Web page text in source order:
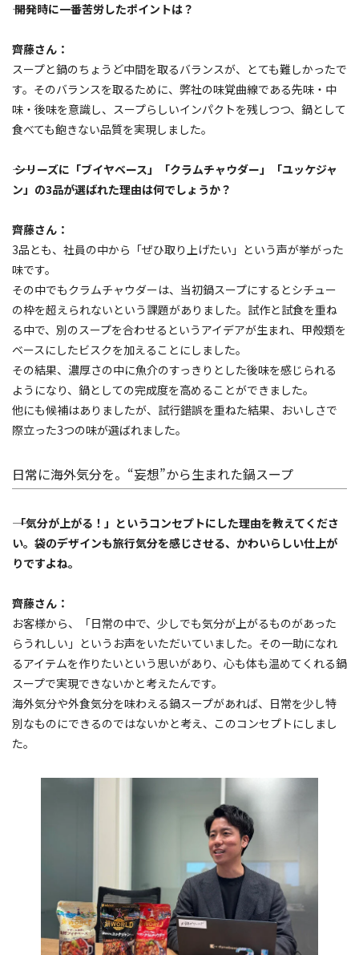
―― 開発時に一番苦労したポイントは？
齊藤さん：
スープと鍋のちょうど中間を取るバランスが、とても難しかったで
す。そのバランスを取るために、弊社の味覚曲線である先味・中
味・後味を意識し、スープらしいインパクトを残しつつ、鍋として
食べても飽きない品質を実現しました。
―― シリーズに「ブイヤベース」「クラムチャウダー」「ユッケジャ
ン」の3品が選ばれた理由は何でしょうか？
齊藤さん：
3品とも、社員の中から「ぜひ取り上げたい」という声が挙がった
味です。
その中でもクラムチャウダーは、当初鍋スープにするとシチュー
の枠を超えられないという課題がありました。試作と試食を重ね
る中で、別のスープを合わせるというアイデアが生まれ、甲殻類を
ベースにしたビスクを加えることにしました。
その結果、濃厚さの中に魚介のすっきりとした後味を感じられる
ようになり、鍋としての完成度を高めることができました。
他にも候補はありましたが、試行錯誤を重ねた結果、おいしさで
際立った3つの味が選ばれました。
日常に海外気分を。“妄想”から生まれた鍋スープ
―― 「気分が上がる！」というコンセプトにした理由を教えてくださ
い。袋のデザインも旅行気分を感じさせる、かわいらしい仕上が
りですよね。
齊藤さん：
お客様から、「日常の中で、少しでも気分が上がるものがあった
らうれしい」というお声をいただいていました。その一助になれ
るアイテムを作りたいという思いがあり、心も体も温めてくれる鍋
スープで実現できないかと考えたんです。
海外気分や外食気分を味わえる鍋スープがあれば、日常を少し特
別なものにできるのではないかと考え、このコンセプトにしまし
た。